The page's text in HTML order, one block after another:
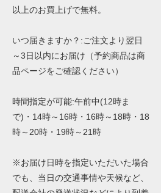
以上のお買上げで無料。
いつ届きますか？:ご注文より翌日
～3日以内にお届け（予約商品は商
品ページをご確認ください）
時間指定が可能:午前中(12時ま
で)・14時～16時・16時～18時・18
時～20時・19時～21時
※お届け日時を指定いただいた場合
でも、当日の交通事情や天候など、